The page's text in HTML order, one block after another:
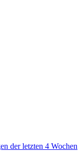
der letzten 4 Wochen